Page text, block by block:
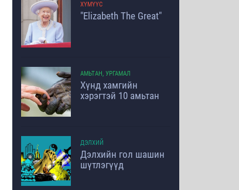
ХҮМҮҮС
"Elizabeth The Great"
АМЬТАН, УРГАМАЛ
Хүнд хамгийн
хэрэгтэй 10 амьтан
ДЭЛХИЙ
Дэлхийн гол шашин
шүтлэгүүд